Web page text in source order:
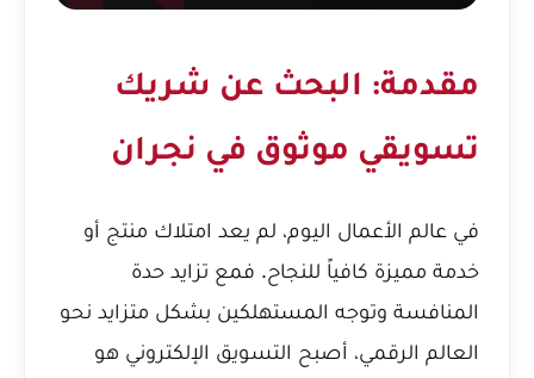
مقدمة: البحث عن شريك
تسويقي موثوق في نجران
في عالم الأعمال اليوم، لم يعد امتلاك منتج أو
خدمة مميزة كافياً للنجاح. فمع تزايد حدة
المنافسة وتوجه المستهلكين بشكل متزايد نحو
العالم الرقمي، أصبح التسويق الإلكتروني هو